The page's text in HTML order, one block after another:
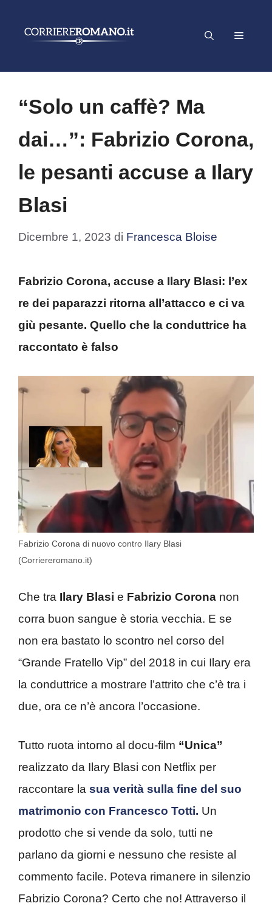
Menu
“Solo un caffè? Ma
dai…”: Fabrizio Corona,
le pesanti accuse a Ilary
Blasi
Dicembre 1, 2023 di Francesca Bloise
Fabrizio Corona, accuse a Ilary Blasi: l’ex
re dei paparazzi ritorna all’attacco e ci va
giù pesante. Quello che la conduttrice ha
raccontato è falso
Fabrizio Corona di nuovo contro Ilary Blasi
(Corriereromano.it)
Che tra Ilary Blasi e Fabrizio Corona non
corra buon sangue è storia vecchia. E se
non era bastato lo scontro nel corso del
“Grande Fratello Vip” del 2018 in cui Ilary era
la conduttrice a mostrare l’attrito che c’è tra i
due, ora ce n’è ancora l’occasione.
Tutto ruota intorno al docu-film “Unica”
realizzato da Ilary Blasi con Netflix per
raccontare la sua verità sulla fine del suo
matrimonio con Francesco Totti. Un
prodotto che si vende da solo, tutti ne
parlano da giorni e nessuno che resiste al
commento facile. Poteva rimanere in silenzio
Fabrizio Corona? Certo che no! Attraverso il